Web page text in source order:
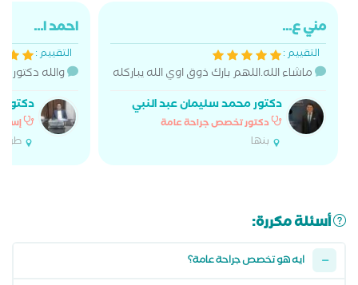
مني ع...
التقييم :
ماشاء الله.اللهم بارك ذوق اوي الله يباركله
دكتور محمد سليمان عبد النبي
دكتور تخصص جراحة عامة
بنها
احمد ا...
التقييم :
والله دكتور
طوخ
أسئلة مكررة:
ايه هو تخصص جراحة عامة؟